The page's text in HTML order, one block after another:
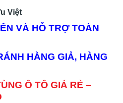
Việt
VÀ HỖ TRỢ TOÀN
HÀNG GIẢ, HÀNG
Ô TÔ GIÁ RẺ –